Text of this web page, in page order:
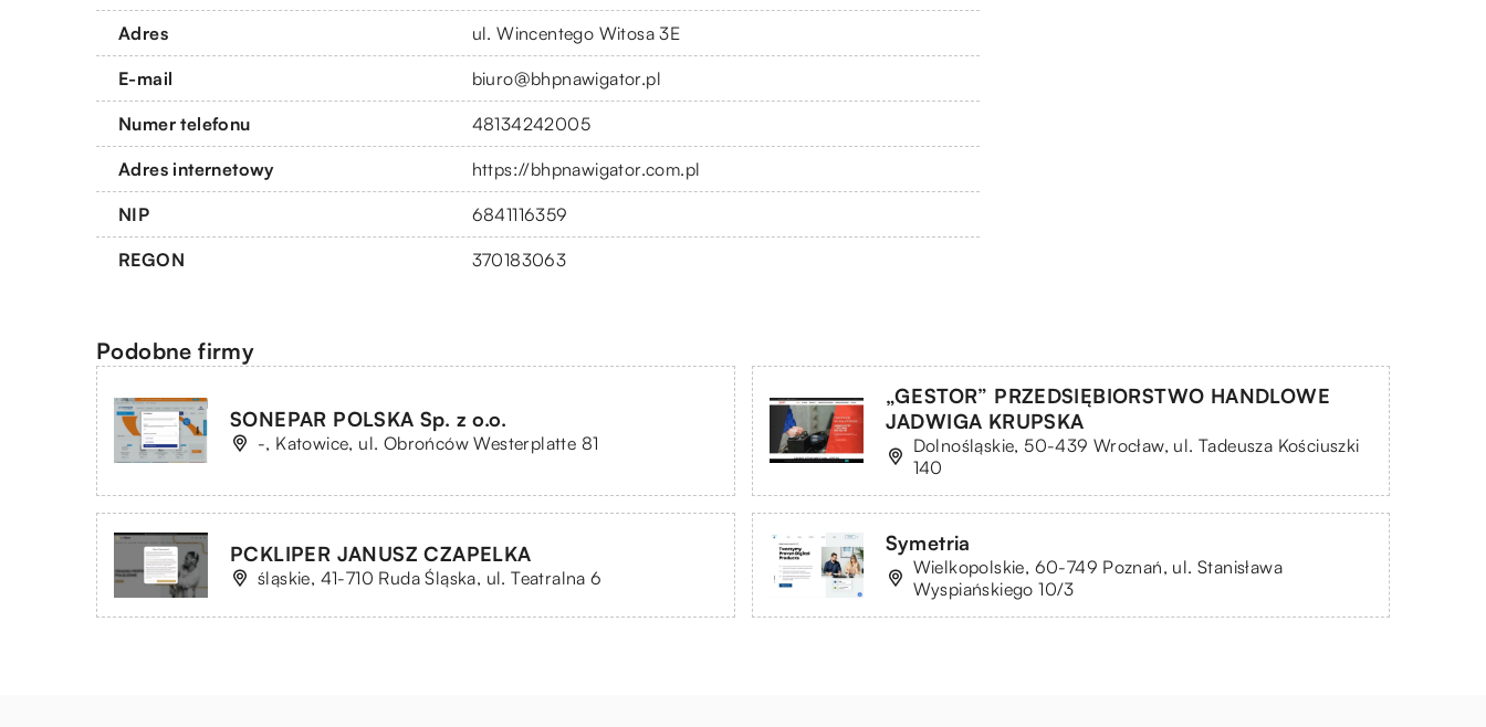
Adres ul. Wincentego Witosa 3E
E-mail biuro@bhpnawigator.pl
Numer telefonu 48134242005
Adres internetowy https://bhpnawigator.com.pl
NIP 6841116359
REGON 370183063
Podobne firmy
SONEPAR POLSKA Sp. z o.o.
-, Katowice, ul. Obrońców Westerplatte 81
„GESTOR” PRZEDSIĘBIORSTWO HANDLOWE
JADWIGA KRUPSKA
Dolnośląskie, 50-439 Wrocław, ul. Tadeusza Kościuszki
140
PCKLIPER JANUSZ CZAPELKA
śląskie, 41-710 Ruda Śląska, ul. Teatralna 6
Symetria
Wielkopolskie, 60-749 Poznań, ul. Stanisława
Wyspiańskiego 10/3